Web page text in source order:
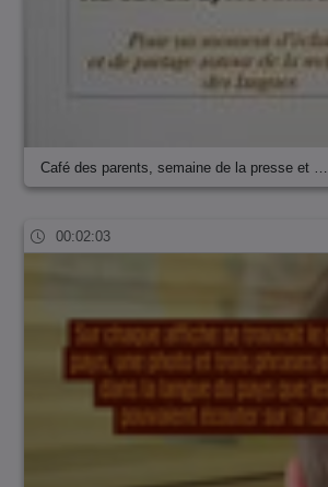
Café des parents, semaine de la presse et …
00:02:03